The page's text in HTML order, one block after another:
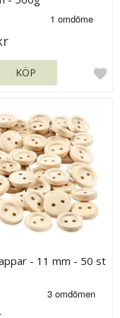
KÖP
- 11 mm - 50 st